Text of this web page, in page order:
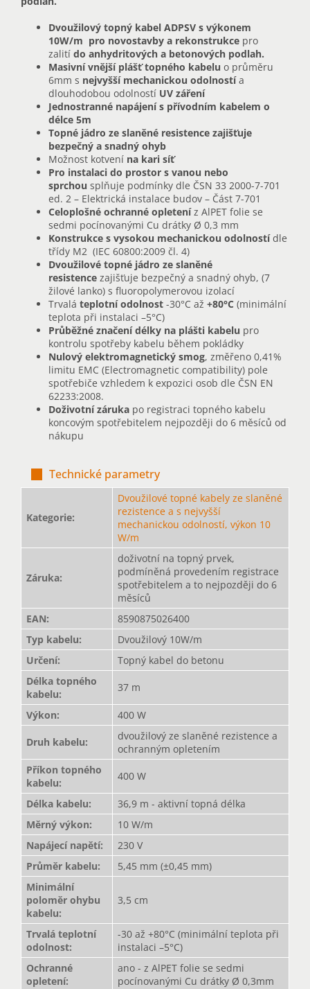
Dvoužilový topný kabel ADPSV s výkonem
10W/m pro novostavby a rekonstrukce pro
zalití do anhydritových a betonových podlah.
Masivní vnější plášť topného kabelu o průměru
6mm s nejvyšší mechanickou odolnostía
dlouhodobou odolností UV záření
Jednostranné napájení s přívodním kabelem o
délce 5m
Topné jádro ze slaněné resistence zajišťuje
bezpečný a snadný ohyb
Možnost kotvení na kari síť
Pro instalaci do prostor s vanou nebo
sprchou splňuje podmínky dle ČSN 33 2000-7-701
ed. 2 – Elektrická instalace budov – Část 7-701
Celoplošné ochranné opleteníz AlPET folie se
sedmi pocínovanými Cu drátky Ø 0,3 mm
Konstrukce s vysokou mechanickou odolnostídle
třídy M2 (IEC 60800:2009 čl. 4)
Dvoužilové topné jádro ze slaněné
resistence zajišťuje bezpečný a snadný ohyb, (7
žilové lanko) s fluoropolymerovou izolací
Trvalá teplotní odolnost -30°C až +80°C (minimální
teplota při instalaci –5°C)
Průběžné značení délky na plášti kabelu pro
kontrolu spotřeby kabelu během pokládky
Nulový elektromagnetický smog, změřeno 0,41%
limitu EMC (Electromagnetic compatibility) pole
spotřebiče vzhledem k expozici osob dle ČSN EN
62233:2008.
Doživotní záruka po registraci topného kabelu
koncovým spotřebitelem nejpozději do 6 měsíců od
nákupu
Technické parametry
Kategorie:
Dvoužilové topné kabely ze slaněné
rezistence a s nejvyšší
mechanickou odolností, výkon 10
W/m
Záruka:
doživotní na topný prvek,
podmíněná provedením registrace
spotřebitelem a to nejpozději do 6
měsíců
EAN:
8590875026400
Typ kabelu:
Dvoužilový 10W/m
Určení:
Topný kabel do betonu
Délka topného
kabelu:
37 m
Výkon: 400 W
Druh kabelu:
dvoužilový ze slaněné rezistence a
ochranným opletením
Příkon topného
kabelu:
400 W
Délka kabelu:
36,9 m - aktivní topná délka
Měrný výkon:
10 W/m
Napájecí napětí:
230 V
Průměr kabelu:
5,45 mm (±0,45 mm)
Minimální
poloměr ohybu
kabelu:
3,5 cm
Trvalá teplotní
odolnost:
-30 až +80°C (minimální teplota při
instalaci –5°C)
Ochranné
opletení:
ano - z AlPET folie se sedmi
pocínovanými Cu drátky Ø 0,3mm